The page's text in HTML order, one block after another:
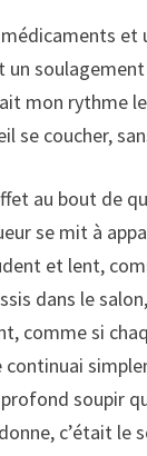
un
mon rythme
se coucher,
au bout de
se mit à
et lent,
dans le
comme si
continuai
soupir
c’était